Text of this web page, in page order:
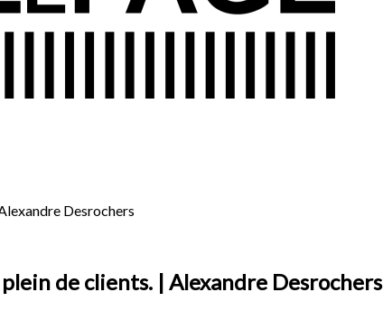
Desrochers
de clients. | Alexandre Desrochers